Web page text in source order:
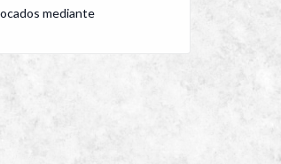
mediante